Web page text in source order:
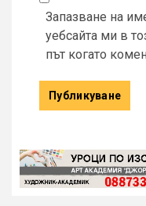
Запазване на
уебсайта ми в
път когато